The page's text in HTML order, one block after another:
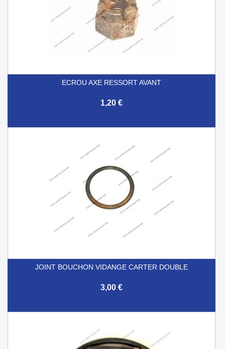
ECROU AXE RESSORT AVANT
1,20 €
JOINT BOUCHON VIDANGE CARTER DOUBLE
3,00 €